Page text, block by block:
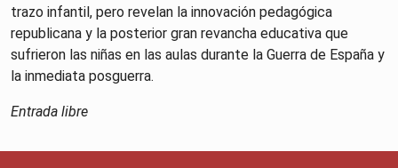
trazo infantil, pero revelan la innovación pedagógica
republicana y la posterior gran revancha educativa que
sufrieron las niñas en las aulas durante la Guerra de España y
la inmediata posguerra.
Entrada libre